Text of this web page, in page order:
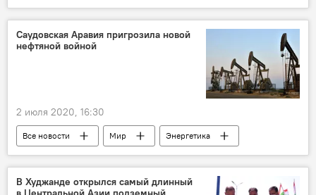
Саудовская Аравия пригрозила новой
нефтяной войной
2 июля 2020, 16:30
Все новости Мир
Энергетика
Саудовская Аравия
нефть ОПЕК
В Худжанде открылся самый длинный